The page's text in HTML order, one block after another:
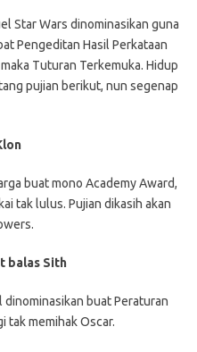
Star Wars dinominasikan guna
Pengeditan Hasil Perkataan
Tuturan Terkemuka. Hidup
pujian berikut, nun segenap
buat mono Academy Award,
tak lulus. Pujian dikasih akan
balas Sith
buat Peraturan
tak memihak Oscar.